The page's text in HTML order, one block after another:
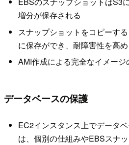
増分が保存される
スナップショットをコピーす
に保存ができ、耐障害性を高
AMI作成による完全なイメージ
データベースの保護
EC2インスタンス上でデータ
は、個別の仕組みやEBSスナ